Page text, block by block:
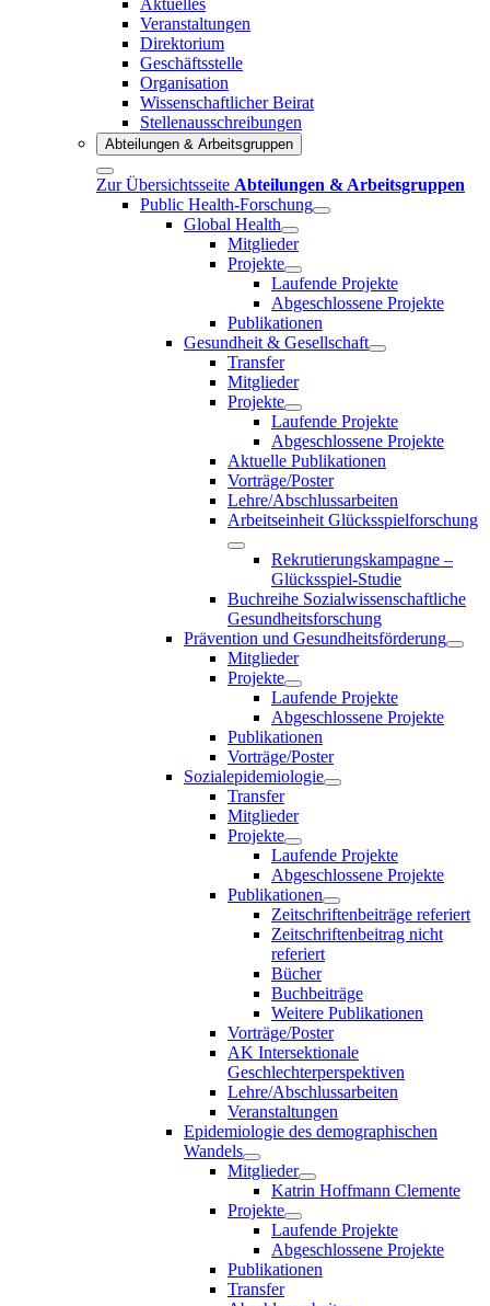
Veranstaltungen
Direktorium
Geschäftsstelle
Organisation
Wissenschaftlicher Beirat
Stellenausschreibungen
Abteilungen & Arbeitsgruppen
Zur Übersichtsseite Abteilungen & Arbeitsgruppen
Public Health-Forschung
Global Health
Mitglieder
Projekte
Laufende Projekte
Abgeschlossene Projekte
Publikationen
Gesundheit & Gesellschaft
Transfer
Mitglieder
Projekte
Laufende Projekte
Abgeschlossene Projekte
Aktuelle Publikationen
Vorträge/Poster
Lehre/Abschlussarbeiten
Arbeitseinheit Glücksspielforschung
Rekrutierungskampagne –
Glücksspiel-Studie
Buchreihe Sozialwissenschaftliche
Gesundheitsforschung
Prävention und Gesundheitsförderung
Mitglieder
Projekte
Laufende Projekte
Abgeschlossene Projekte
Publikationen
Vorträge/Poster
Sozialepidemiologie
Transfer
Mitglieder
Projekte
Laufende Projekte
Abgeschlossene Projekte
Publikationen
Zeitschriftenbeiträge referiert
Zeitschriftenbeitrag nicht
referiert
Bücher
Buchbeiträge
Weitere Publikationen
Vorträge/Poster
AK Intersektionale
Geschlechterperspektiven
Lehre/Abschlussarbeiten
Veranstaltungen
Epidemiologie des demographischen
Wandels
Mitglieder
Katrin Hoffmann Clemente
Projekte
Laufende Projekte
Abgeschlossene Projekte
Publikationen
Transfer